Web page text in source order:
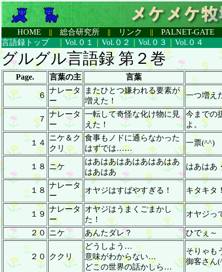
HOME || 総合研究所 || リンク || PALNET-GATE
言語録トップ｜ Vol.０１ Vol.０２ Vol.０３ Vol.０４
グルグル言語録 第 ２巻
Page. 言葉の主 言葉
６
ナレータ
ー
またひとつ嫌われる要素が
増えた！
一つ増え
７
ナレータ
ー
一転して奇怪な化け物に見
えた！
今までの
よ。
１４
ニケ＆ク
クリ
食事もノドに通らなかった
はずでは……
一票(^^)
１８ ニケ
はあはあはあはあはあはあ
はあはあ
はあはあ
１８
ナレータ
ー
オヤジはすばやすぎる！ キタキタ
１９
ナレータ
ー
オヤジはうまくごまかし
た！
オヤジっ
２０ ニケ あんたダレ？ ひでぇ～
２０ ククリ
どうしよう…
意味がわからない…
どこの世界の話かしら…
そりゃも
御客さん